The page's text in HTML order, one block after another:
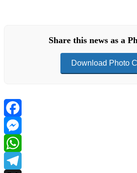
Share this news as a
Download Photo
Facebook
Messenger
WhatsApp